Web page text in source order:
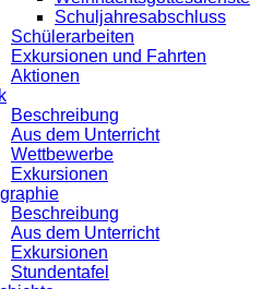
Schuljahresabschluss
Schülerarbeiten
Exkursionen und Fahrten
Aktionen
Beschreibung
Aus dem Unterricht
Wettbewerbe
Exkursionen
Beschreibung
Aus dem Unterricht
Exkursionen
Stundentafel